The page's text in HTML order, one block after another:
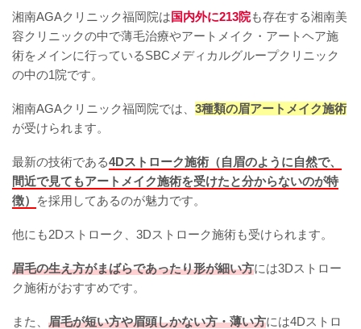
湘南AGAクリニック福岡院は国内外に213院も存在する湘南美
容クリニックの中で薄毛治療やアートメイク・アートヘア施
術をメインに行っているSBCメディカルグループクリニック
の中の1院です。
湘南AGAクリニック福岡院では、 3種類の眉アートメイク施術
が受けられます。
最新の技術である4Dストローク施術（自眉のように自然で、
間近で見てもアートメイク施術を受けたと分からないのが特
徴）
を採用してあるのが魅力です。
他にも2Dストローク、3Dストローク施術も受けられます。
眉毛の生え方がまばらであったり形が細い方には3Dストロー
ク施術がおすすめです。
また、 眉毛が短い方や眉頭しかない方・薄い方には4Dストロ